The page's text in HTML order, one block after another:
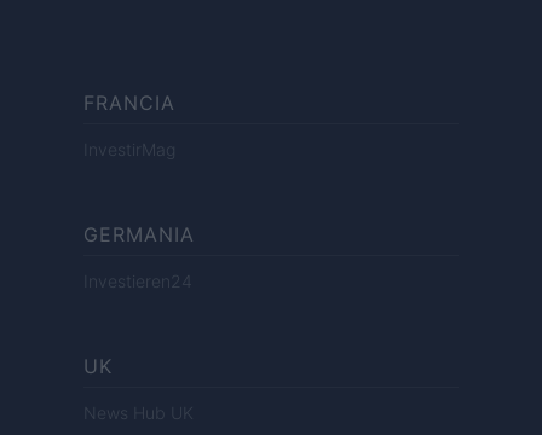
FRANCIA
InvestirMag
GERMANIA
Investieren24
UK
News Hub UK